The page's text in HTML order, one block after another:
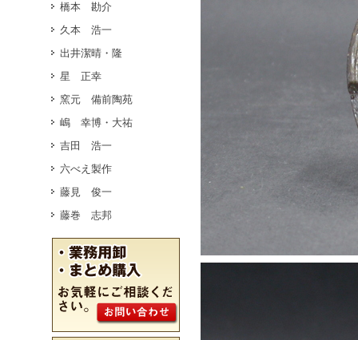
橋本 勘介
久本 浩一
出井潔晴・隆
星 正幸
窯元 備前陶苑
嶋 幸博・大祐
吉田 浩一
六べえ製作
藤見 俊一
藤巻 志邦